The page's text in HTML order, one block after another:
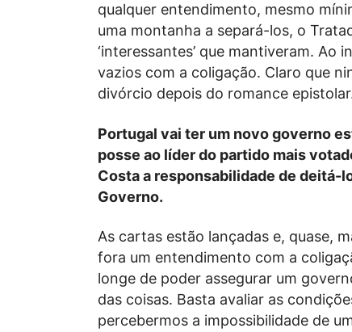
qualquer entendimento, mesmo
uma montanha a separá-los, o
‘interessantes’ que mantiveram. Ao
vazios com a coligação. Claro que
divórcio depois do romance
Portugal vai ter um novo governo
posse ao líder do partido mais
Costa a responsabilidade de deitá-
Governo.
As cartas estão lançadas e, quase,
fora um entendimento com a
longe de poder assegurar um
das coisas. Basta avaliar as
percebermos a impossibilidade de